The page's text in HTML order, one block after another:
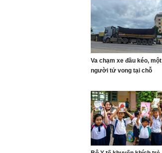
Va chạm xe đầu kéo, một
người tử vong tại chỗ